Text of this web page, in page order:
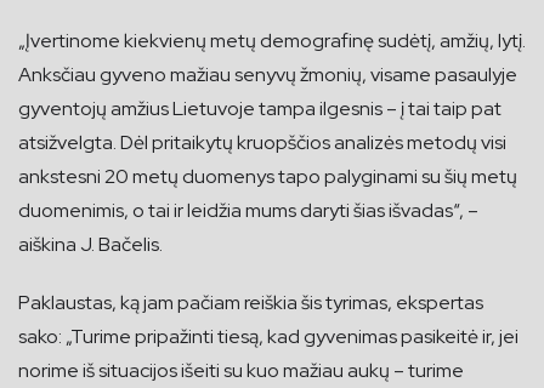
„Įvertinome kiekvienų metų demografinę sudėtį, amžių, lytį.
Anksčiau gyveno mažiau senyvų žmonių, visame pasaulyje
gyventojų amžius Lietuvoje tampa ilgesnis – į tai taip pat
atsižvelgta. Dėl pritaikytų kruopščios analizės metodų visi
ankstesni 20 metų duomenys tapo palyginami su šių metų
duomenimis, o tai ir leidžia mums daryti šias išvadas“, –
aiškina J. Bačelis.
Paklaustas, ką jam pačiam reiškia šis tyrimas, ekspertas
sako: „Turime pripažinti tiesą, kad gyvenimas pasikeitė ir, jei
norime iš situacijos išeiti su kuo mažiau aukų – turime